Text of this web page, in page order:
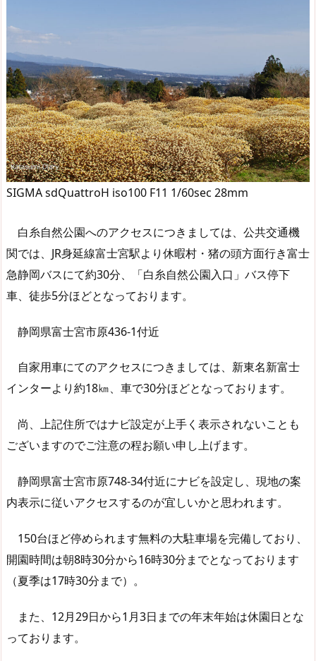
SIGMA sdQuattroH iso100 F11 1/60sec 28mm
白糸自然公園へのアクセスにつきましては、公共交通機
関では、JR身延線富士宮駅より休暇村・猪の頭方面行き富士
急静岡バスにて約30分、「白糸自然公園入口」バス停下
車、徒歩5分ほどとなっております。
静岡県富士宮市原436-1付近
自家用車にてのアクセスにつきましては、新東名新富士
インターより約18㎞、車で30分ほどとなっております。
尚、上記住所ではナビ設定が上手く表示されないことも
ございますのでご注意の程お願い申し上げます。
静岡県富士宮市原748-34付近にナビを設定し、現地の案
内表示に従いアクセスするのが宜しいかと思われます。
150台ほど停められます無料の大駐車場を完備しており、
開園時間は朝8時30分から16時30分までとなっております
（夏季は17時30分まで）。
また、12月29日から1月3日までの年末年始は休園日とな
っております。